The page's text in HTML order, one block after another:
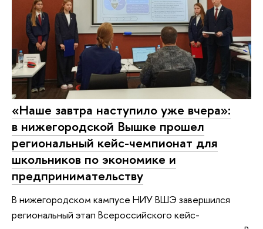
«Наше завтра наступило уже вчера»:
в нижегородской Вышке прошел
региональный кейс-чемпионат для
школьников по экономике и
предпринимательству
В нижегородском кампусе НИУ ВШЭ завершился
региональный этап Всероссийского кейс-